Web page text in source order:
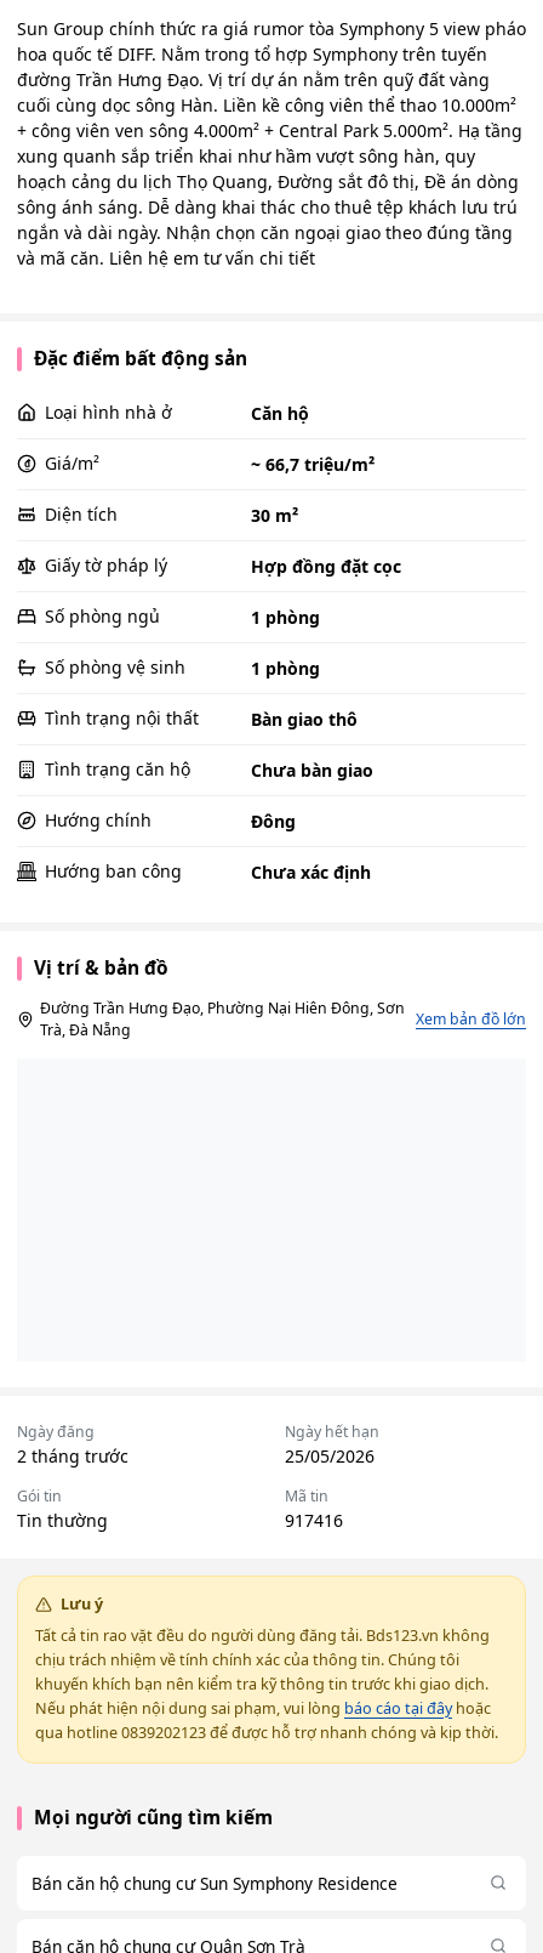
Sun Group chính thức ra giá rumor tòa Symphony 5 view pháo
hoa quốc tế DIFF. Nằm trong tổ hợp Symphony trên tuyến
đường Trần Hưng Đạo. Vị trí dự án nằm trên quỹ đất vàng
cuối cùng dọc sông Hàn. Liền kề công viên thể thao 10.000m²
+ công viên ven sông 4.000m² + Central Park 5.000m². Hạ tầng
xung quanh sắp triển khai như hầm vượt sông hàn, quy
hoạch cảng du lịch Thọ Quang, Đường sắt đô thị, Đề án dòng
sông ánh sáng. Dễ dàng khai thác cho thuê tệp khách lưu trú
ngắn và dài ngày. Nhận chọn căn ngoại giao theo đúng tầng
và mã căn. Liên hệ em tư vấn chi tiết
Đặc điểm bất động sản
Loại hình nhà ở Căn hộ
Giá/m² ~ 66,7 triệu/m²
Diện tích 30 m²
Giấy tờ pháp lý Hợp đồng đặt cọc
Số phòng ngủ 1 phòng
Số phòng vệ sinh 1 phòng
Tình trạng nội thất Bàn giao thô
Tình trạng căn hộ Chưa bàn giao
Hướng chính Đông
Hướng ban công Chưa xác định
Vị trí & bản đồ
Đường Trần Hưng Đạo, Phường Nại Hiên Đông, Sơn
Trà, Đà Nẵng
Xem bản đồ lớn
Ngày đăng
2 tháng trước
Ngày hết hạn
25/05/2026
Gói tin
Tin thường
Mã tin
917416
Lưu ý
Tất cả tin rao vặt đều do người dùng đăng tải. Bds123.vn không
chịu trách nhiệm về tính chính xác của thông tin. Chúng tôi
khuyến khích bạn nên kiểm tra kỹ thông tin trước khi giao dịch.
Nếu phát hiện nội dung sai phạm, vui lòng báo cáo tại đâyhoặc
qua hotline 0839202123 để được hỗ trợ nhanh chóng và kịp thời.
Mọi người cũng tìm kiếm
Bán căn hộ chung cư Sun Symphony Residence
Bán căn hộ chung cư Quận Sơn Trà